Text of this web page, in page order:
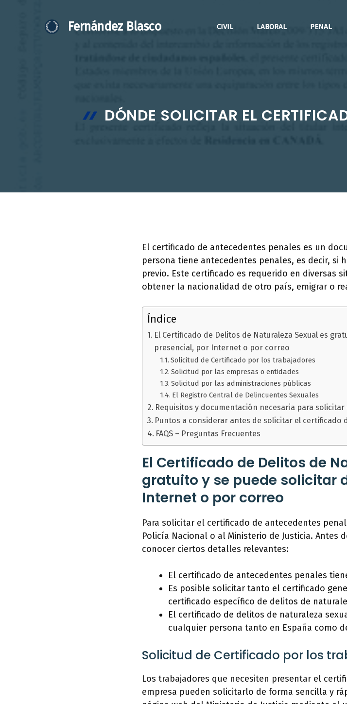
Fernández Blasco CIVIL LABORAL PENAL
DÓNDE SOLICITAR EL
El certificado de antecedentes penales es un
persona tiene antecedentes penales, es decir, si
previo. Este certificado es requerido en diversas
obtener la nacionalidad de otro país, emigrar o
Índice
El Certificado de Delitos de Naturaleza Sexual es
presencial, por Internet o por correo
Solicitud de Certificado por los trabajadores
Solicitud por las empresas o entidades
Solicitud por las administraciones públicas
El Registro Central de Delincuentes Sexuales
Requisitos y documentación necesaria para
Puntos a considerar antes de solicitar el certificado
FAQS – Preguntas Frecuentes
El Certificado de Delitos de
gratuito y se puede solicitar
Internet o por correo
Para solicitar el certificado de antecedentes
Policía Nacional o al Ministerio de Justicia. Antes
conocer ciertos detalles relevantes:
El certificado de antecedentes penales
Es posible solicitar tanto el certificado
certificado específico de delitos de
El certificado de delitos de naturaleza
cualquier persona tanto en España como
Solicitud de Certificado por los
Los trabajadores que necesiten presentar el
empresa pueden solicitarlo de forma sencilla y